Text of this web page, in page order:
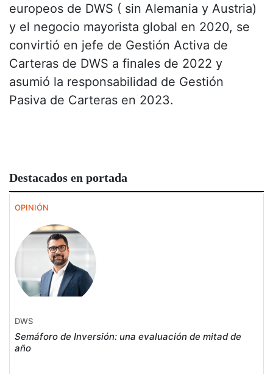
europeos de DWS ( sin Alemania y Austria)
y el negocio mayorista global en 2020, se
convirtió en jefe de Gestión Activa de
Carteras de DWS a finales de 2022 y
asumió la responsabilidad de Gestión
Pasiva de Carteras en 2023.
Destacados en portada
OPINIÓN
DWS
Semáforo de Inversión: una evaluación de mitad de
año